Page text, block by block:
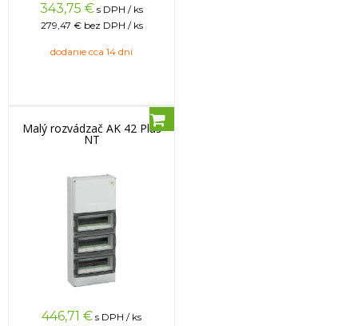
343,75 € s DPH / ks
279,47 € bez DPH / ks
dodanie cca 14 dní
Malý rozvádzač AK 42 Plus
NT
446,71 € s DPH / ks